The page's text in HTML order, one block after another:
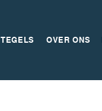
TEGELS OVER ONS